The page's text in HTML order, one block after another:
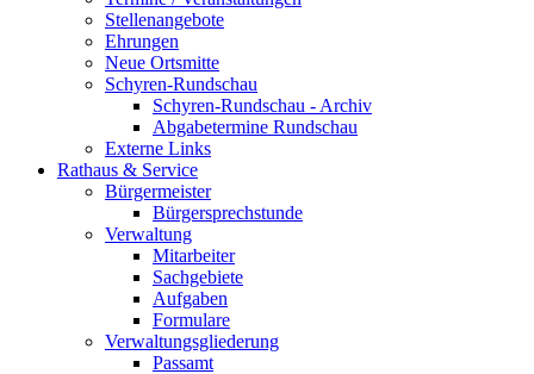
Stellenangebote
Ehrungen
Neue Ortsmitte
Schyren-Rundschau
Schyren-Rundschau - Archiv
Abgabetermine Rundschau
Externe Links
Rathaus & Service
Bürgermeister
Bürgersprechstunde
Verwaltung
Mitarbeiter
Sachgebiete
Aufgaben
Formulare
Verwaltungsgliederung
Passamt